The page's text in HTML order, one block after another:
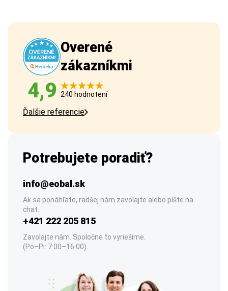
Overené
zákazníkmi
4,9 240 hodnotení
Ďalšie referencie
Potrebujete poradiť?
info@eobal.sk
Ak sa ponáhľate, radšej nám zavolajte alebo píšte na
chat.
+421 222 205 815
Zavolajte nám. Spoločne to vyriešime.
(Po–Pi: 7:00–16:00)